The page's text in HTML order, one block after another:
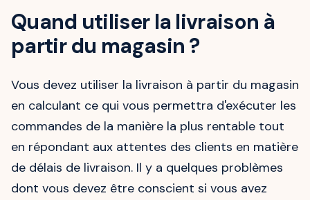
Quand utiliser la livraison à
partir du magasin ?
Vous devez utiliser la livraison à partir du magasin
en calculant ce qui vous permettra d'exécuter les
commandes de la manière la plus rentable tout
en répondant aux attentes des clients en matière
de délais de livraison. Il y a quelques problèmes
dont vous devez être conscient si vous avez